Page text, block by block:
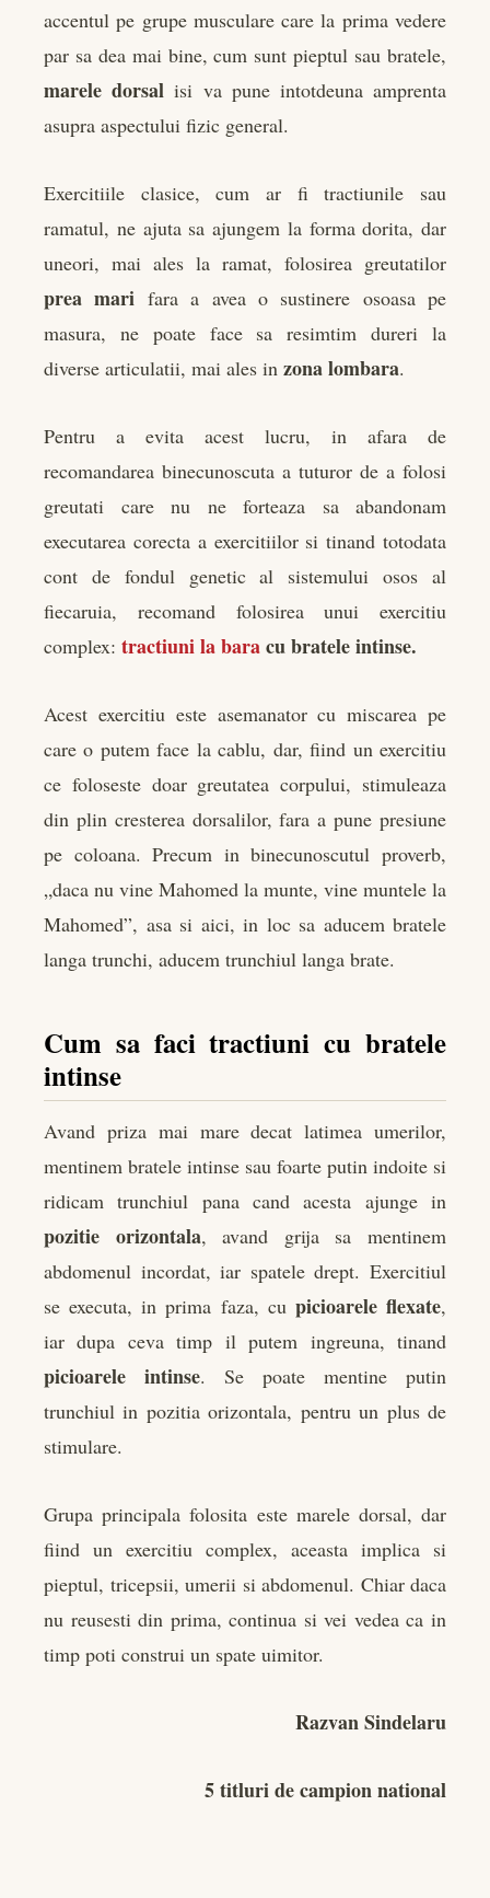
accentul pe grupe musculare care la prima vedere
par sa dea mai bine, cum sunt pieptul sau bratele,
marele dorsal isi va pune intotdeuna amprenta
asupra aspectului fizic general.
Exercitiile clasice, cum ar fi tractiunile sau
ramatul, ne ajuta sa ajungem la forma dorita, dar
uneori, mai ales la ramat, folosirea greutatilor
prea mari fara a avea o sustinere osoasa pe
masura, ne poate face sa resimtim dureri la
diverse articulatii, mai ales in zona lombara.
Pentru a evita acest lucru, in afara de
recomandarea binecunoscuta a tuturor de a folosi
greutati care nu ne forteaza sa abandonam
executarea corecta a exercitiilor si tinand totodata
cont de fondul genetic al sistemului osos al
fiecaruia, recomand folosirea unui exercitiu
complex: tractiuni la baracu bratele intinse.
Acest exercitiu este asemanator cu miscarea pe
care o putem face la cablu, dar, fiind un exercitiu
ce foloseste doar greutatea corpului, stimuleaza
din plin cresterea dorsalilor, fara a pune presiune
pe coloana. Precum in binecunoscutul proverb,
„daca nu vine Mahomed la munte, vine muntele la
Mahomed”, asa si aici, in loc sa aducem bratele
langa trunchi, aducem trunchiul langa brate.
Cum sa faci tractiuni cu bratele
intinse
Avand priza mai mare decat latimea umerilor,
mentinem bratele intinse sau foarte putin indoite si
ridicam trunchiul pana cand acesta ajunge in
pozitie orizontala, avand grija sa mentinem
abdomenul incordat, iar spatele drept. Exercitiul
se executa, in prima faza, cu picioarele flexate,
iar dupa ceva timp il putem ingreuna, tinand
picioarele intinse. Se poate mentine putin
trunchiul in pozitia orizontala, pentru un plus de
stimulare.
Grupa principala folosita este marele dorsal, dar
fiind un exercitiu complex, aceasta implica si
pieptul, tricepsii, umerii si abdomenul. Chiar daca
nu reusesti din prima, continua si vei vedea ca in
timp poti construi un spate uimitor.
Razvan Sindelaru
5 titluri de campion national